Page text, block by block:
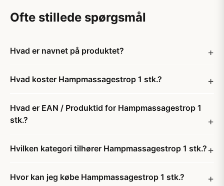
Ofte stillede spørgsmål
Hvad er navnet på produktet?
Hvad koster Hampmassagestrop 1 stk.?
Hvad er EAN / Produktid for Hampmassagestrop 1
stk.?
Hvilken kategori tilhører Hampmassagestrop 1 stk.?
Hvor kan jeg købe Hampmassagestrop 1 stk.?